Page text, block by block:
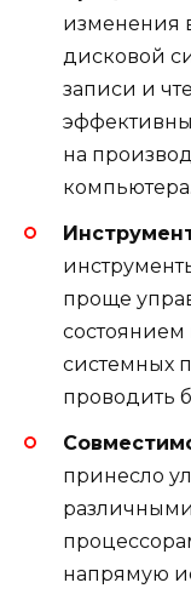
изменения
дисковой
записи и
на
компьютера.
проще
состоянием
системных
проводить
принесло
напрямую